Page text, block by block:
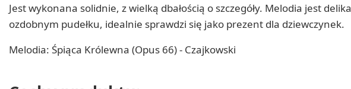
Jest wykonana solidnie, z wielką dbałością o szczegóły. Melodia jest
ozdobnym pudełku, idealnie sprawdzi się jako prezent dla dziewczynek.
Melodia: Śpiąca Królewna (Opus 66) - Czajkowski